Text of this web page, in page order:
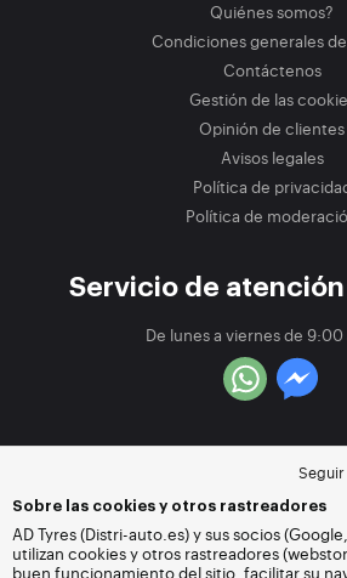
Quiénes somos?
Condiciones generales
Contáctenos
Gestión de las
Opinión de clientes
Avisos legales
Política de
Política de
Servicio de
De lunes a viernes de 9:00
Sobre las cookies y otros rastreadores
AD Tyres (Distri-auto.es) y sus socios
utilizan cookies y otros rastreadores
buen funcionamiento del sitio, facilitar su